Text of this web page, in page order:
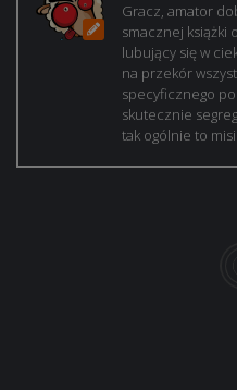
Gracz, amator
smacznej książki
lubujący się w
na przekór
specyficznego
skutecznie
tak ogólnie to